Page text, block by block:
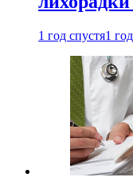
1 год спустя1